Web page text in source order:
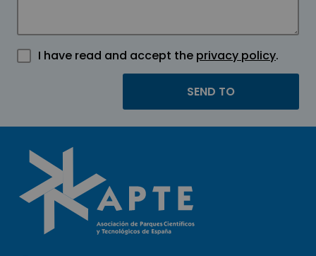
I have read and accept the privacy policy.